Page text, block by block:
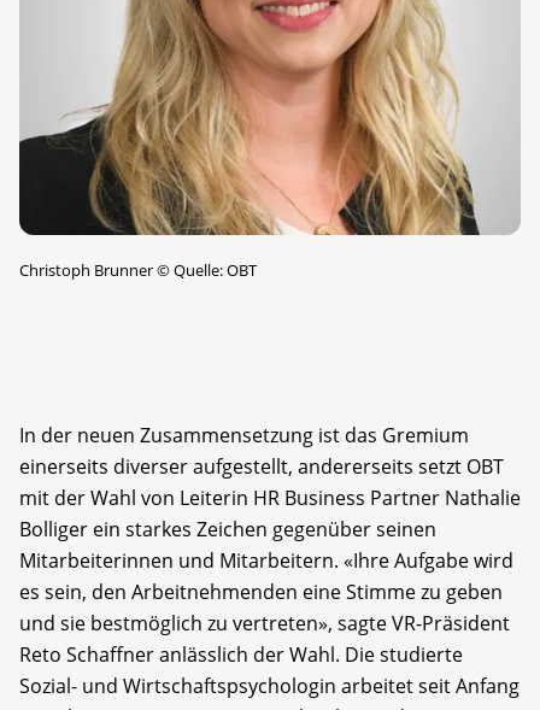
Christoph Brunner©Quelle: OBT
In der neuen Zusammensetzung ist das Gremium
einerseits diverser aufgestellt, andererseits setzt OBT
mit der Wahl von Leiterin HR Business Partner Nathalie
Bolliger ein starkes Zeichen gegenüber seinen
Mitarbeiterinnen und Mitarbeitern. «Ihre Aufgabe wird
es sein, den Arbeitnehmenden eine Stimme zu geben
und sie bestmöglich zu vertreten», sagte VR-Präsident
Reto Schaffner anlässlich der Wahl. Die studierte
Sozial- und Wirtschaftspsychologin arbeitet seit Anfang